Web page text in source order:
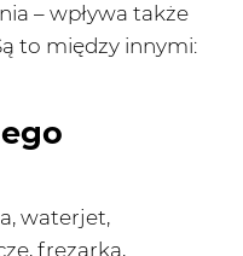
– wpływa także
to między innymi:
waterjet,
frezarka,